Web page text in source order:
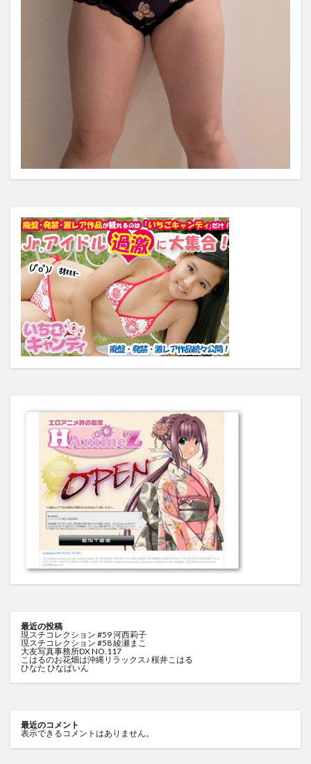
最近の投稿
現スチコレクション #59 河西莉子
現スチコレクション #58 綾瀬まこ
大友写真事務所DX NO.117
こはるのお花畑は沖縄リラックス♪ 桜井こはる
ひなた ひなぱいん
最近のコメント
表示できるコメントはありません。